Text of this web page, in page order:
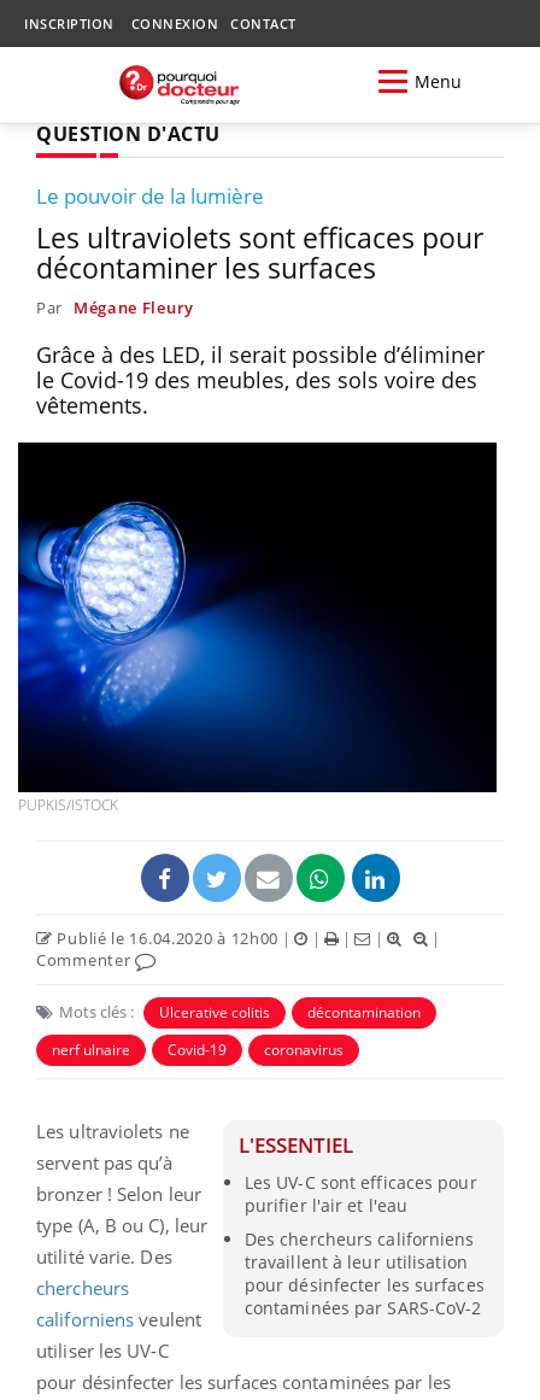
INSCRIPTION CONNEXION CONTACT
Menu
QUESTION D'ACTU
Le pouvoir de la lumière
Les ultraviolets sont efficaces pour
décontaminer les surfaces
Par Mégane Fleury
Grâce à des LED, il serait possible d’éliminer
le Covid-19 des meubles, des sols voire des
vêtements.
PUPKIS/ISTOCK
Publié le 16.04.2020 à 12h00 | | | |
|
Commenter
Mots clés : Ulcerative colitis
décontamination
nerf ulnaire
Covid-19 coronavirus
L'ESSENTIEL
Les UV-C sont efficaces pour
purifier l'air et l'eau
Des chercheurs californiens
travaillent à leur utilisation
pour désinfecter les surfaces
contaminées par SARS-CoV-2
Les ultraviolets ne
servent pas qu’à
bronzer ! Selon leur
type (A, B ou C), leur
utilité varie. Des
chercheurs
californiens veulent
utiliser les UV-C
pour désinfecter les surfaces contaminées par les